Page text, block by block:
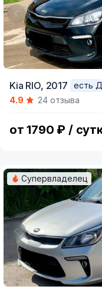
of
Kia RIO, 2017
есть
4.9
24 отзыва
от 1790 ₽ /
Супервладелец